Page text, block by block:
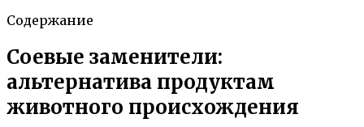
Содержание
Соевые заменители:
альтернатива продуктам
животного происхождения